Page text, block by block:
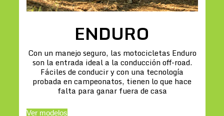
ENDURO
Con un manejo seguro, las motocicletas Enduro
son la entrada ideal a la conducción off-road.
Fáciles de conducir y con una tecnología
probada en campeonatos, tienen lo que hace
falta para ganar fuera de casa
Ver modelos